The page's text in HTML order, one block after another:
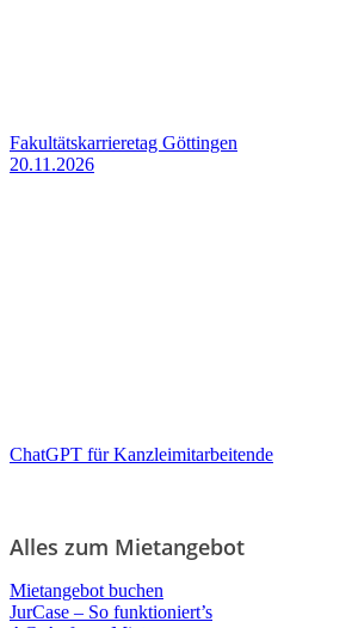
Fakultätskarrieretag Göttingen
20.11.2026
ChatGPT für Kanzleimitarbeitende
Alles zum Mietangebot
Mietangebot buchen
JurCase – So funktioniert’s